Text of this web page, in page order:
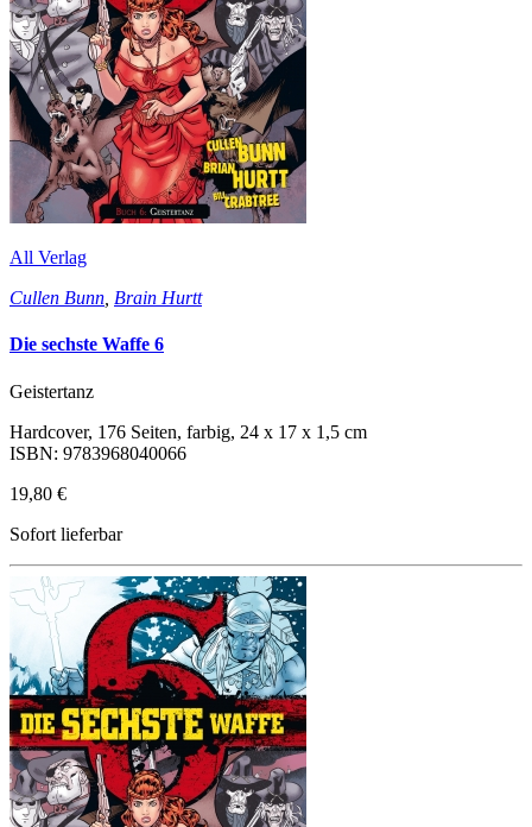
All Verlag
Cullen Bunn Brain Hurtt
Die sechste Waffe 6
Geistertanz
Hardcover, 176 Seiten, farbig, 24 x 17 x 1,5 cm
ISBN: 9783968040066
19,80 €
Sofort lieferbar